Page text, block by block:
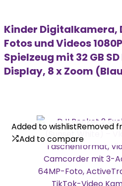
Kinder Digitalkamera,
Fotos und Videos
Spielzeug mit 32 GB
Display, 8 x Zoom
Added to wishlistRemoved
Add to compare
Added to wishlistRemoved
Add to compare